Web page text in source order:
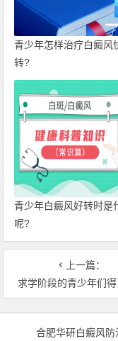
青少年怎样治疗白癜风
转?
青少年白癜风好转时是
呢?
上一篇：
求学阶段的青少年们
合肥华研白癜风